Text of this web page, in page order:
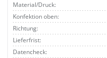
Material/Druck:
Konfektion oben:
Richtung:
Lieferfrist:
Datencheck: